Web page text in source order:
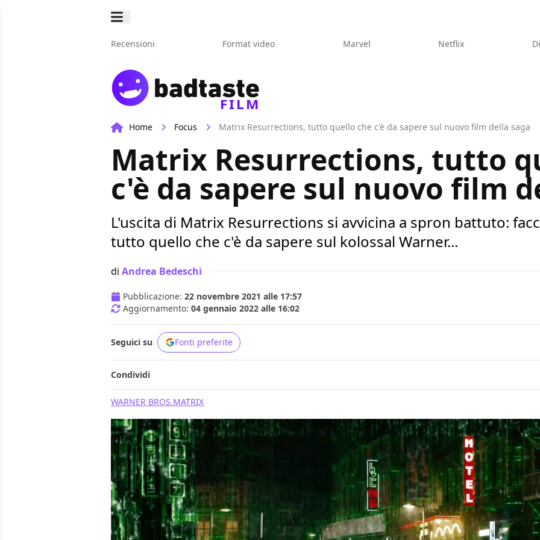
Recensioni Format video Marvel Netflix
FILM
Home Focus Matrix Resurrections, tutto quello che c'è da sapere sul nuovo film della saga
Matrix Resurrections, tutto
c'è da sapere sul nuovo film
L'uscita di Matrix Resurrections si avvicina a spron battuto:
tutto quello che c'è da sapere sul kolossal Warner...
di Andrea Bedeschi
Pubblicazione: 22 novembre 2021 alle 17:57
Aggiornamento: 04 gennaio 2022 alle 16:02
Seguici su Fonti preferite
Condividi
WARNER BROS.MATRIX